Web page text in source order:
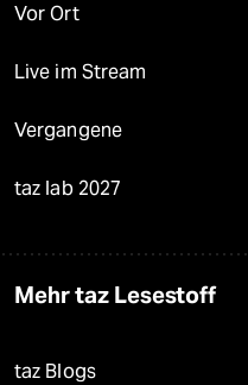
Vor Ort
Live im Stream
Vergangene
taz lab 2027
Mehr taz Lesestoff
taz Blogs